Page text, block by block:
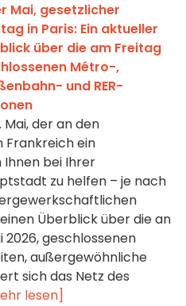
Mai, gesetzlicher
in Paris: Ein aktueller
über die am Freitag
Métro-,
und RER-
Mai, der an den
ein
Ihnen bei Ihrer
zu helfen – je nach
Überblick über die an
2026, geschlossenen
außergewöhnliche
sich das Netz des
lesen]